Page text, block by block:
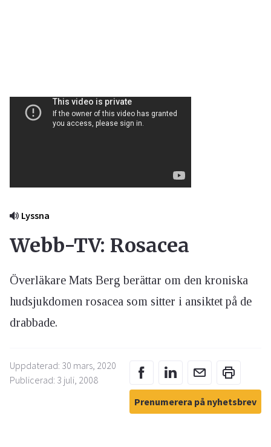
Lyssna
Webb-TV: Rosacea
Överläkare Mats Berg berättar om den kroniska
hudsjukdomen rosacea som sitter i ansiktet på de
drabbade.
Uppdaterad: 30 mars, 2020
Publicerad: 3 juli, 2008
Prenumerera på nyhetsbrev